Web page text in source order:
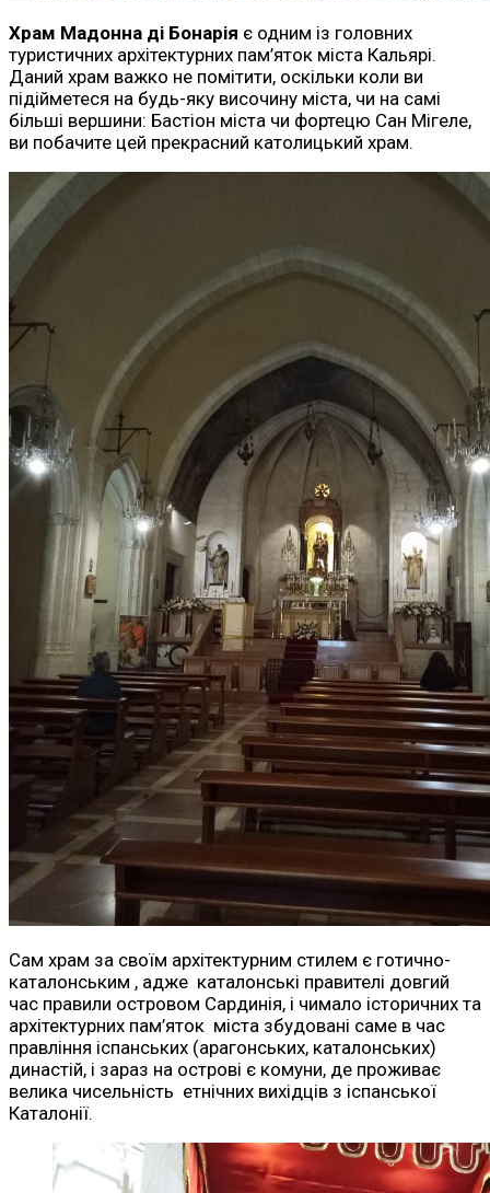
Храм Мадонна ді Бонарія є одним із головних
туристичних архітектурних пам’яток міста Кальярі.
Даний храм важко не помітити, оскільки коли ви
підійметеся на будь-яку височину міста, чи на самі
більші вершини: Бастіон міста чи фортецю Сан Мігеле,
ви побачите цей прекрасний католицький храм.
Сам храм за своїм архітектурним стилем є готично-
каталонським , адже каталонські правителі довгий
час правили островом Сардинія, і чимало історичних та
архітектурних пам’яток міста збудовані саме в час
правління іспанських (арагонських, каталонських)
династій, і зараз на острові є комуни, де проживає
велика чисельність етнічних вихідців з іспанської
Каталонії.